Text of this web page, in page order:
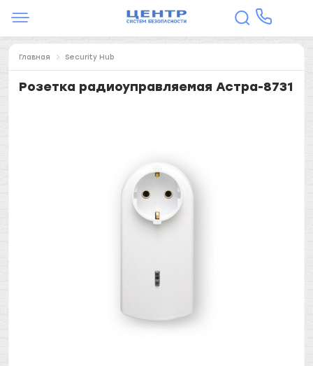
Главная Security Hub
Розетка радиоуправляемая Астра-8731